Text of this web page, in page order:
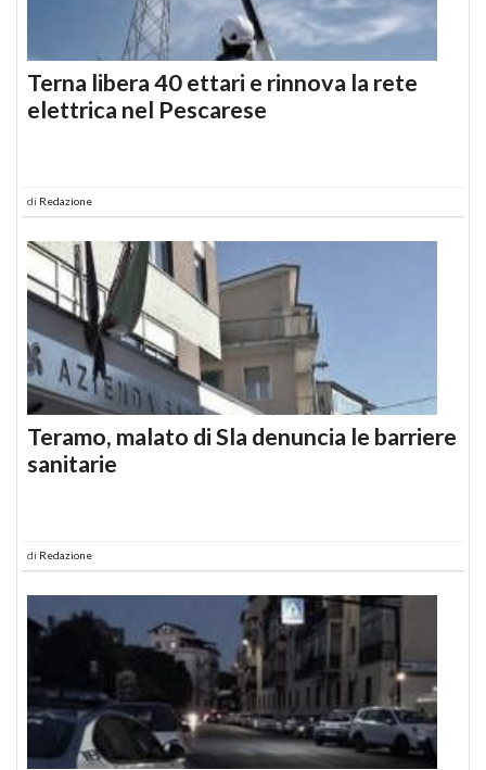
Terna libera 40 ettari e rinnova la rete
elettrica nel Pescarese
di Redazione
Teramo, malato di Sla denuncia le barriere
sanitarie
di Redazione